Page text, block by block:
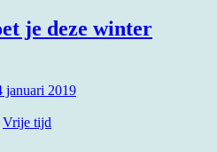
je deze winter
januari 2019
Vrije tijd